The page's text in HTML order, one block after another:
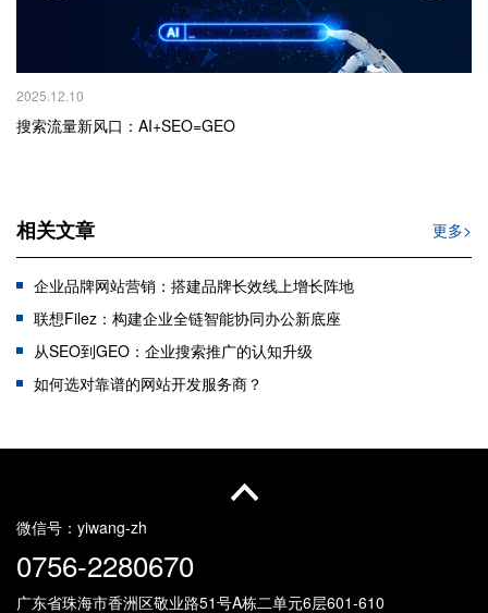
2025.12.10
搜索流量新风口：AI+SEO=GEO
相关文章 更多>
企业品牌网站营销：搭建品牌长效线上增长阵地
联想Filez：构建企业全链智能协同办公新底座
从SEO到GEO：企业搜索推广的认知升级
如何选对靠谱的网站开发服务商？
珠海网站优化2026年怎么做？——从“流量争夺”到“信任资产”的实战指南
1次全面的安全监测，如何帮珠海企业避网站风险？
如何选择珠海微信小程序开发服务商？
微信号： yiwang-zh
0756-2280670
广东省珠海市香洲区敬业路51号A栋二单元6层601-610